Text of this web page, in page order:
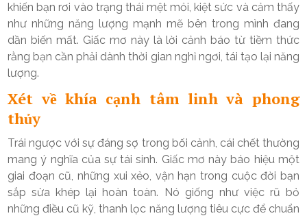
khiến bạn rơi vào trạng thái mệt mỏi, kiệt sức và cảm thấy
như những năng lượng mạnh mẽ bên trong mình đang
dần biến mất. Giấc mơ này là lời cảnh báo từ tiềm thức
rằng bạn cần phải dành thời gian nghỉ ngơi, tái tạo lại năng
lượng.
Xét về khía cạnh tâm linh và phong
thủy
Trái ngược với sự đáng sợ trong bối cảnh, cái chết thường
mang ý nghĩa của sự tái sinh. Giấc mơ này báo hiệu một
giai đoạn cũ, những xui xẻo, vận hạn trong cuộc đời bạn
sắp sửa khép lại hoàn toàn. Nó giống như việc rũ bỏ
những điều cũ kỹ, thanh lọc năng lượng tiêu cực để chuẩn